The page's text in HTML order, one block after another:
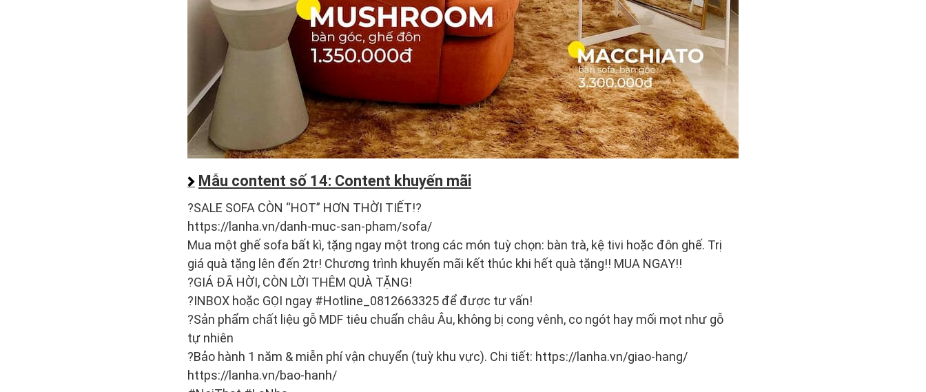
Mẫu content số 14: Content khuyến mãi
?SALE SOFA CÒN “HOT” HƠN THỜI TIẾT!?
https://lanha.vn/danh-muc-san-pham/sofa/
Mua một ghế sofa bất kì, tặng ngay một trong các món tuỳ chọn: bàn trà, kệ tivi hoặc đôn ghế. Trị
giá quà tặng lên đến 2tr! Chương trình khuyến mãi kết thúc khi hết quà tặng!! MUA NGAY!!
?GIÁ ĐÃ HỜI, CÒN LỜI THÊM QUÀ TẶNG!
?INBOX hoặc GỌI ngay #Hotline_0812663325 để được tư vấn!
?Sản phẩm chất liệu gỗ MDF tiêu chuẩn châu Âu, không bị cong vênh, co ngót hay mối mọt như gỗ
tự nhiên
?Bảo hành 1 năm & miễn phí vận chuyển (tuỳ khu vực). Chi tiết: https://lanha.vn/giao-hang/
https://lanha.vn/bao-hanh/